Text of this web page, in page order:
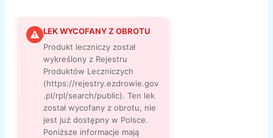
⚠ LEK WYCOFANY Z OBROTU
Produkt leczniczy został
wykreślony z Rejestru
Produktów Leczniczych
(https://rejestry.ezdrowie.gov
.pl/rpl/search/public). Ten lek
został wycofany z obrotu, nie
jest już dostępny w Polsce.
Poniższe informacje mają